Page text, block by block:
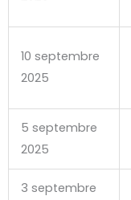
10 septembre
2025
5 septembre
2025
3 septembre